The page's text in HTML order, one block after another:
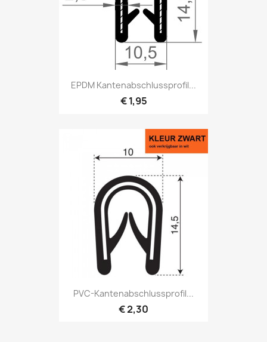
EPDM Kantenabschlussprofil...
€ 1,95
PVC-Kantenabschlussprofil...
€ 2,30